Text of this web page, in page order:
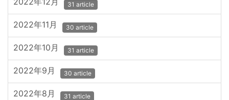
31 article
2022年11月 30 article
2022年10月 31 article
2022年9月 30 article
2022年8月 31 article